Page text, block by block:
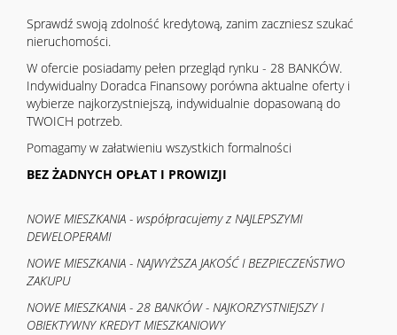
Sprawdź swoją zdolność kredytową, zanim zaczniesz szukać
nieruchomości.
W ofercie posiadamy pełen przegląd rynku - 28 BANKÓW.
Indywidualny Doradca Finansowy porówna aktualne oferty i
wybierze najkorzystniejszą, indywidualnie dopasowaną do
TWOICH potrzeb.
Pomagamy w załatwieniu wszystkich formalności
BEZ ŻADNYCH OPŁAT I PROWIZJI
NOWE MIESZKANIA - współpracujemy z NAJLEPSZYMI
DEWELOPERAMI
NOWE MIESZKANIA - NAJWYŻSZA JAKOŚĆ I BEZPIECZEŃSTWO
ZAKUPU
NOWE MIESZKANIA - 28 BANKÓW - NAJKORZYSTNIEJSZY I
OBIEKTYWNY KREDYT MIESZKANIOWY